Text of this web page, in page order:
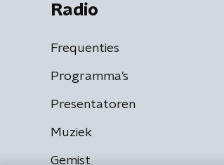
Radio
Frequenties
Programma's
Presentatoren
Muziek
Gemist